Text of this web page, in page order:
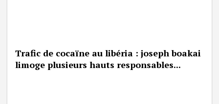
Trafic de cocaïne au libéria : joseph boakai
limoge plusieurs hauts responsables...